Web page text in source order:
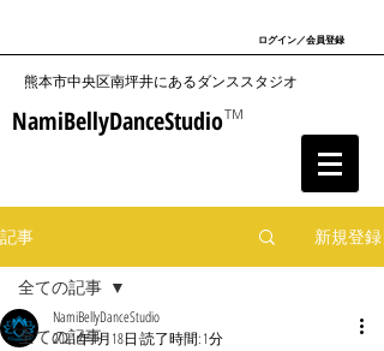
ログイン／会員登録
​熊本市中央区南坪井にあるダンススタジオ
NamiBellyDanceStudioTM
記事 新規登録
全ての記事
全ての記事
NamiBellyDanceStudio
2021年4月18日 読了時間: 1分